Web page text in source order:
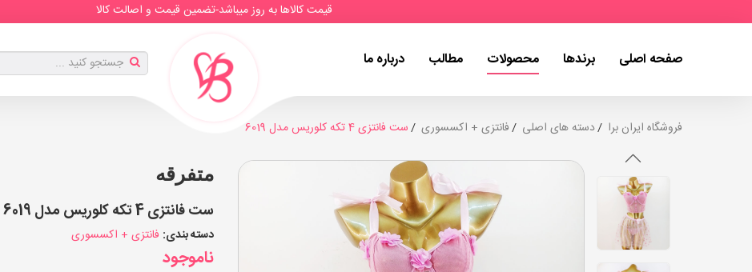
قیمت کالاها به روز میباشد-تضمین قیمت و اصالت کالا
صفحه اصلی برندها محصولات مطالب درباره ما
فروشگاه ایران برا دسته های اصلی فانتزی + اکسسوری ست فانتزی 4 تکه کلوریس مدل 6019
متفرقه
ست فانتزی 4 تکه کلوریس مدل 6019 (بسته 2 عددی)
دسته بندی: فانتزی + اکسسوری
ناموجود